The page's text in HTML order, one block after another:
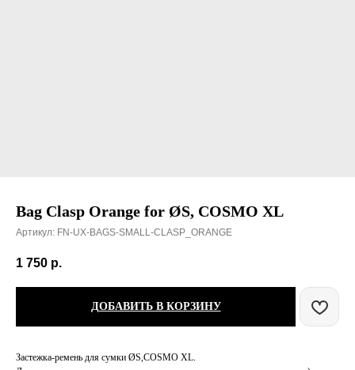
Bag Clasp Orange for ØS, COSMO XL
Артикул: FN-UX-BAGS-SMALL-CLASP_ORANGE
1 750 р.
ДОБАВИТЬ В КОРЗИНУ
Застежка-ремень для сумки ØS,COSMO XL.